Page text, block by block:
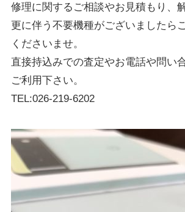
修理に関するご相談やお見積もり、
更に伴う不要機種がございましたら
くださいませ。
直接持込みでの査定やお電話や問い
ご利用下さい。
TEL:026-219-6202